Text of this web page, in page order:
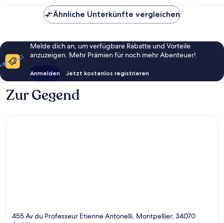
Ähnliche Unterkünfte vergleichen
Melde dich an, um verfügbare Rabatte und Vorteile
anzuzeigen. Mehr Prämien für noch mehr Abenteuer!
Anmelden Jetzt kostenlos registrieren
Zur Gegend
455 Av du Professeur Etienne Antonelli, Montpellier, 34070